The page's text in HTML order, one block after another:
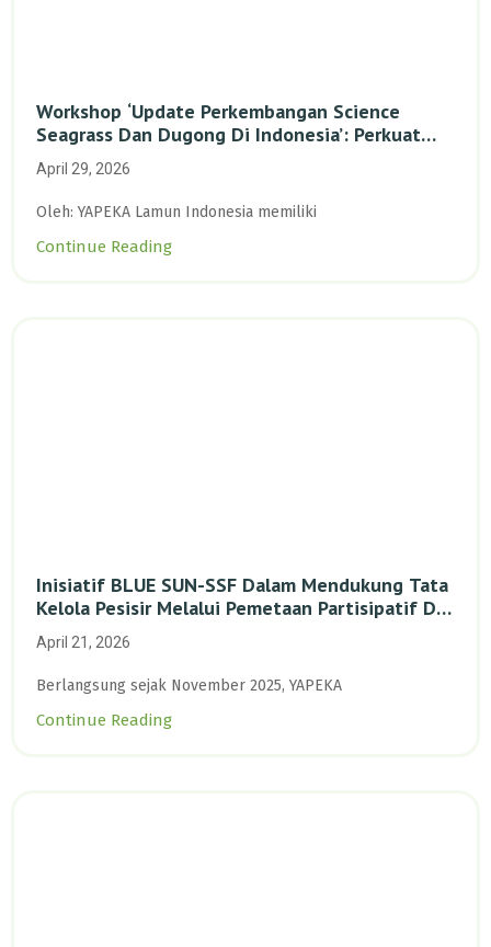
Workshop ‘Update Perkembangan Science
Seagrass Dan Dugong Di Indonesia’: Perkuat
Dasar Ilmiah Dan Kolaborasi Konservasi
April 29, 2026
Oleh: YAPEKA Lamun Indonesia memiliki
Continue Reading
Inisiatif BLUE SUN-SSF Dalam Mendukung Tata
Kelola Pesisir Melalui Pemetaan Partisipatif Di
Enam Desa Kepulauan Riau
April 21, 2026
Berlangsung sejak November 2025, YAPEKA
Continue Reading